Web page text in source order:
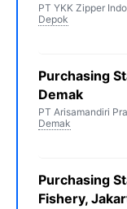
PT YKK Zipper
Depok
Purchasing
Demak
PT Arisamandiri
Demak
Purchasing
Fishery,